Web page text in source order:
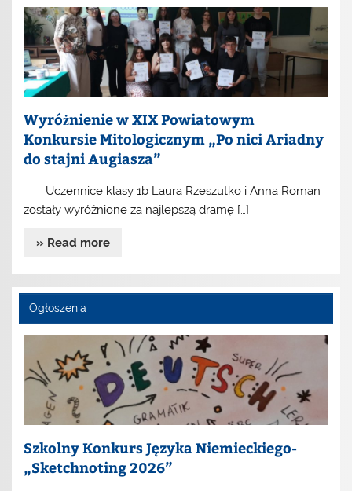
Wyróżnienie w XIX Powiatowym
Konkursie Mitologicznym „Po nici Ariadny
do stajni Augiasza”
Uczennice klasy 1b Laura Rzeszutko i Anna Roman
zostały wyróżnione za najlepszą dramę […]
» Read more
Ogłoszenia
Szkolny Konkurs Języka Niemieckiego-
„Sketchnoting 2026”